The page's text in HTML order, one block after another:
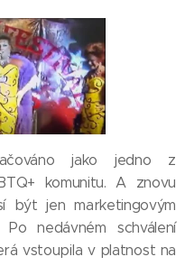
jako jedno z
komunitu. A znovu
být jen marketingovým
nedávném schválení
vstoupila v platnost na